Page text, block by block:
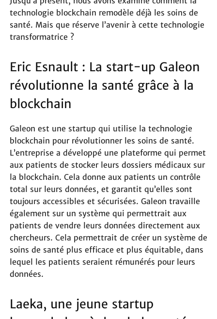
technologie blockchain remodèle déjà les soins de
santé. Mais que réserve l’avenir à cette technologie
transformatrice ?
Eric Esnault : La start-up Galeon
révolutionne la santé grâce à la
blockchain
Galeon est une startup qui utilise la technologie
blockchain pour révolutionner les soins de santé.
L’entreprise a développé une plateforme qui permet
aux patients de stocker leurs dossiers médicaux sur
la blockchain. Cela donne aux patients un contrôle
total sur leurs données, et garantit qu’elles sont
toujours accessibles et sécurisées. Galeon travaille
également sur un système qui permettrait aux
patients de vendre leurs données directement aux
chercheurs. Cela permettrait de créer un système de
soins de santé plus efficace et plus équitable, dans
lequel les patients seraient rémunérés pour leurs
données.
Laeka, une jeune startup